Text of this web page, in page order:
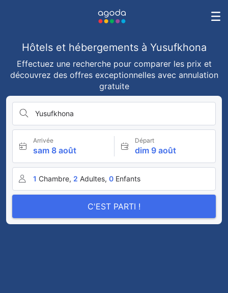
Hôtels et hébergements à Yusufkhona
Effectuez une recherche pour comparer les prix et
découvrez des offres exceptionnelles avec annulation
gratuite
Yusufkhona
Arrivée
sam 8 août
Départ
dim 9 août
1 Chambre, 2 Adultes, 0 Enfants
C'EST PARTI !